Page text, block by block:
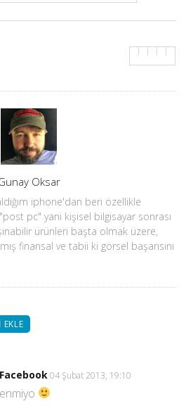
Oksar
iphone'dan beri özellikle
pc" yani kişisel bilgisayar sonrası
ürünleri başta olmak üzere,
finansal ve tabii ki görsel başarısını
04 Şubat 2013, 19:10